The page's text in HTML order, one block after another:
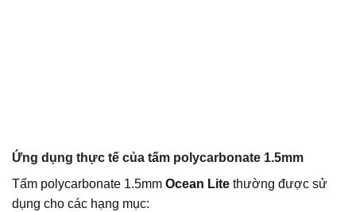
Ứng dụng thực tế của tấm polycarbonate 1.5mm
Tấm polycarbonate 1.5mm Ocean Lite thường được sử
dụng cho các hạng mục: